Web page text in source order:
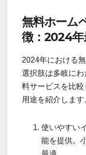
無料ホーム
徴：2024年
2024年における
選択肢は多岐に
料サービスを比
用途を紹介します
使いやすい
能を提供。